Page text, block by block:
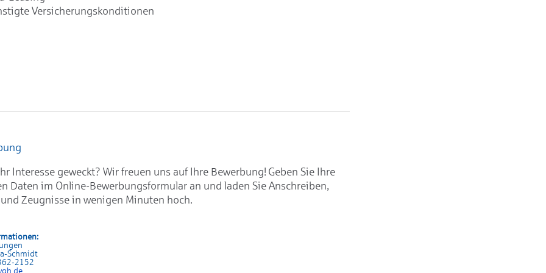
Versicherungskonditionen
Interesse geweckt? Wir freuen uns auf Ihre Bewerbung! Geben Sie Ihre
Daten im Online-Bewerbungsformular an und laden Sie Anschreiben,
Zeugnisse in wenigen Minuten hoch.
Schmidt
2152